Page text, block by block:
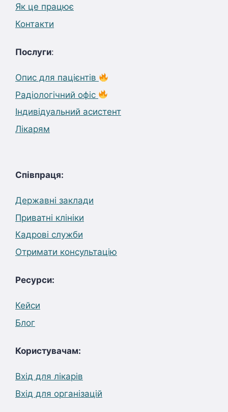
Як це працює
Контакти
Послуги:
Опис для пацієнтів
Радіологічний офіс
Індивідуальний асистент
Лікарям
Співпраця:
Державні заклади
Приватні клініки
Кадрові служби
Отримати консультацію
Ресурси:
Кейси
Блог
Користувачам:
Вхід для лікарів
Вхід для організацій